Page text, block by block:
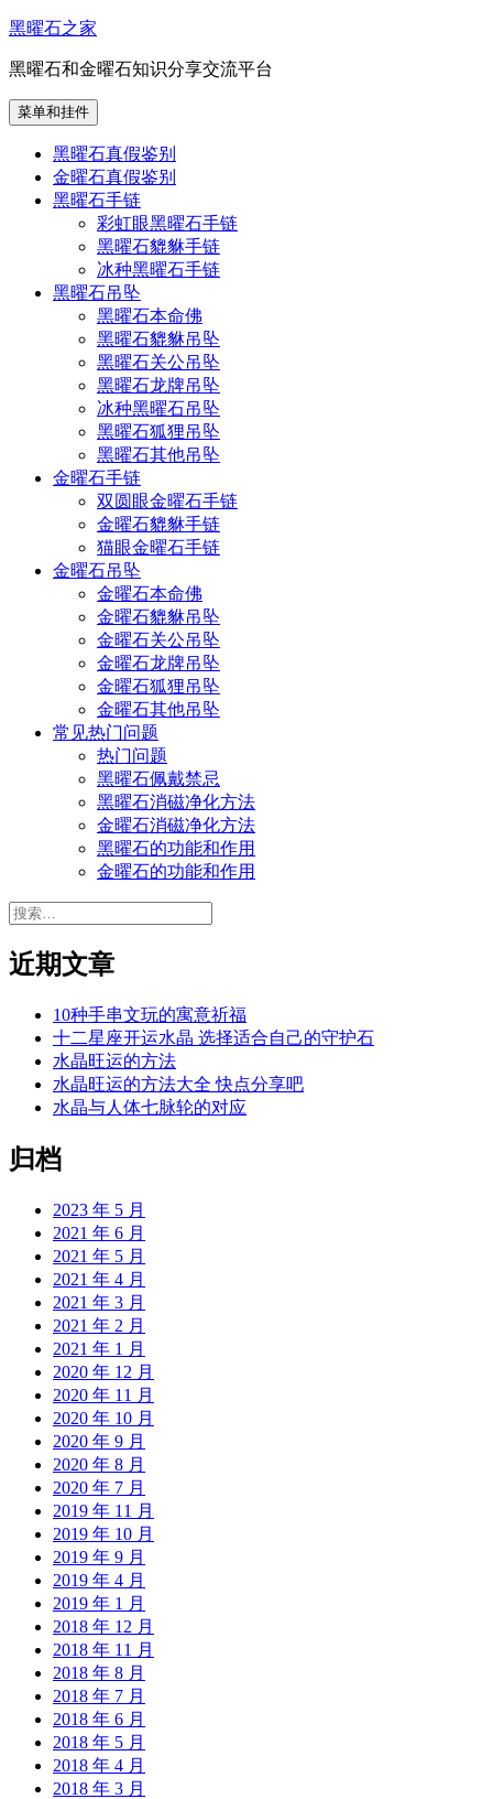
跳
内
容
黑曜石之家
黑曜石和金曜石知识分享交流平台
菜单和挂件
黑曜石真假鉴别
金曜石真假鉴别
黑曜石手链
彩虹眼黑曜石手链
黑曜石貔貅手链
冰种黑曜石手链
黑曜石吊坠
黑曜石本命佛
黑曜石貔貅吊坠
黑曜石关公吊坠
黑曜石龙牌吊坠
冰种黑曜石吊坠
黑曜石狐狸吊坠
黑曜石其他吊坠
金曜石手链
双圆眼金曜石手链
金曜石貔貅手链
猫眼金曜石手链
金曜石吊坠
金曜石本命佛
金曜石貔貅吊坠
金曜石关公吊坠
金曜石龙牌吊坠
金曜石狐狸吊坠
金曜石其他吊坠
常见热门问题
热门问题
黑曜石佩戴禁忌
黑曜石消磁净化方法
金曜石消磁净化方法
黑曜石的功能和作用
金曜石的功能和作用
搜
近期文章
10种手串文玩的寓意祈福
十二星座开运水晶 选择适合自己的守护石
水晶旺运的方法
水晶旺运的方法大全 快点分享吧
水晶与人体七脉轮的对应
归档
2023 年 5 月
2021 年 6 月
2021 年 5 月
2021 年 4 月
2021 年 3 月
2021 年 2 月
2021 年 1 月
2020 年 12 月
2020 年 11 月
2020 年 10 月
2020 年 9 月
2020 年 8 月
2020 年 7 月
2019 年 11 月
2019 年 10 月
2019 年 9 月
2019 年 4 月
2019 年 1 月
2018 年 12 月
2018 年 11 月
2018 年 8 月
2018 年 7 月
2018 年 6 月
2018 年 5 月
2018 年 4 月
2018 年 3 月